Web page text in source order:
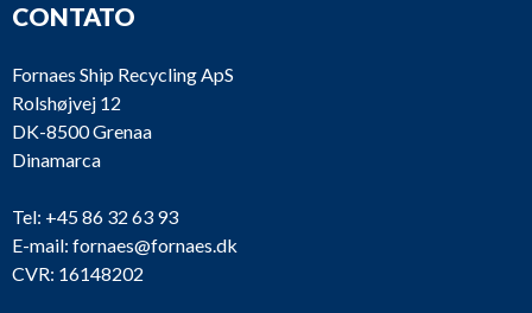
CONTATO
Fornaes Ship Recycling ApS
Rolshøjvej 12
DK-8500 Grenaa
Dinamarca
Tel: +45 86 32 63 93
E-mail: fornaes@fornaes.dk
CVR: 16148202